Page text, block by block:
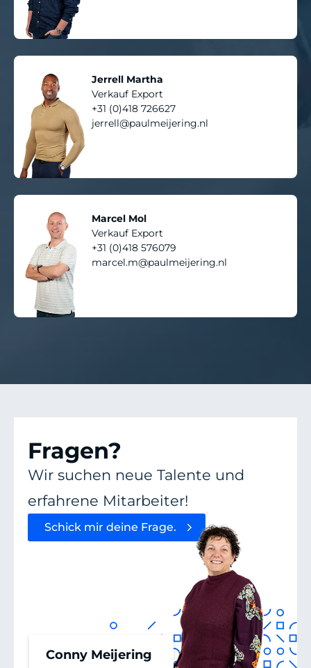
Jerrell Martha
Verkauf Export
+31 (0)418 726627
jerrell@paulmeijering.nl
Marcel Mol
Verkauf Export
+31 (0)418 576079
marcel.m@paulmeijering.nl
Fragen?
Wir suchen neue Talente und
erfahrene Mitarbeiter!
Schick mir deine Frage.
Conny Meijering